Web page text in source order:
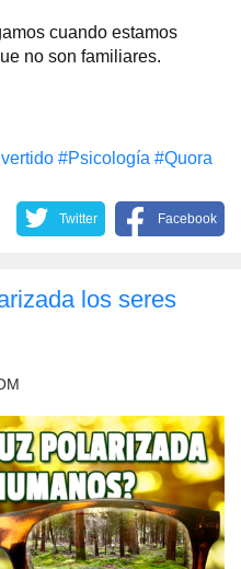
cuando estamos
no son familiares.
#Psicología #Quora
Twitter Facebook
los seres